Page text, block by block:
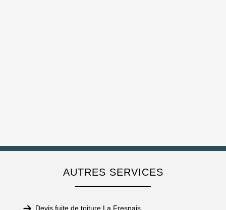
AUTRES SERVICES
Devis fuite de toiture La Fresnais